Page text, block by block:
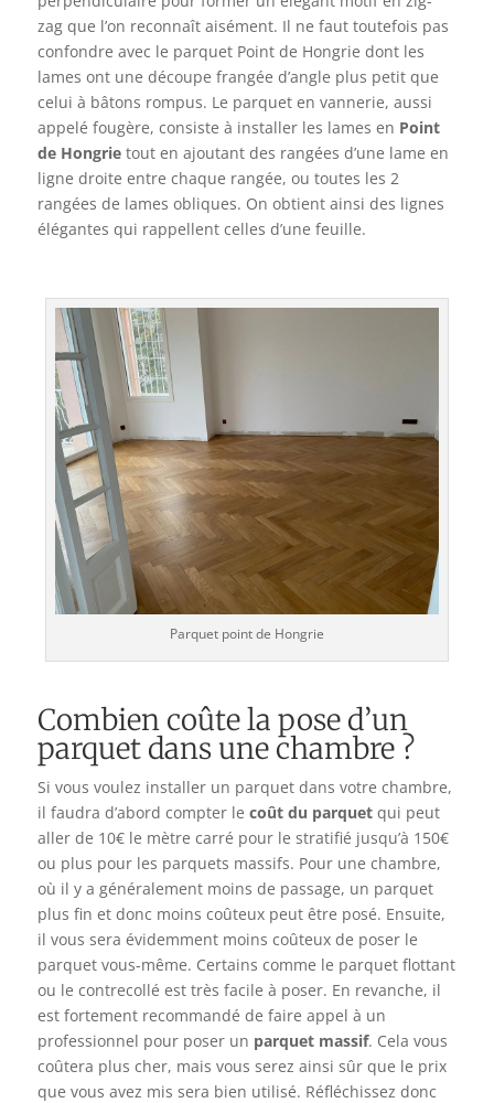
zag que l’on reconnaît aisément. Il ne faut toutefois pas
confondre avec le parquet Point de Hongrie dont les
lames ont une découpe frangée d’angle plus petit que
celui à bâtons rompus. Le parquet en vannerie, aussi
appelé fougère, consiste à installer les lames en Point
de Hongrietout en ajoutant des rangées d’une lame en
ligne droite entre chaque rangée, ou toutes les 2
rangées de lames obliques. On obtient ainsi des lignes
élégantes qui rappellent celles d’une feuille.
Parquet point de Hongrie
Combien coûte la pose d’un
parquet dans une chambre ?
Si vous voulez installer un parquet dans votre chambre,
il faudra d’abord compter le coût du parquetqui peut
aller de 10€ le mètre carré pour le stratifié jusqu’à 150€
ou plus pour les parquets massifs. Pour une chambre,
où il y a généralement moins de passage, un parquet
plus fin et donc moins coûteux peut être posé. Ensuite,
il vous sera évidemment moins coûteux de poser le
parquet vous-même. Certains comme le parquet flottant
ou le contrecollé est très facile à poser. En revanche, il
est fortement recommandé de faire appel à un
professionnel pour poser un parquet massif. Cela vous
coûtera plus cher, mais vous serez ainsi sûr que le prix
que vous avez mis sera bien utilisé. Réfléchissez donc